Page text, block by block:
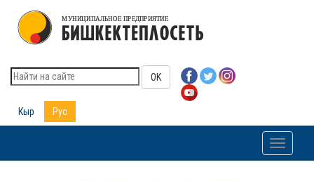
OK
Кыр Рус
Toggle